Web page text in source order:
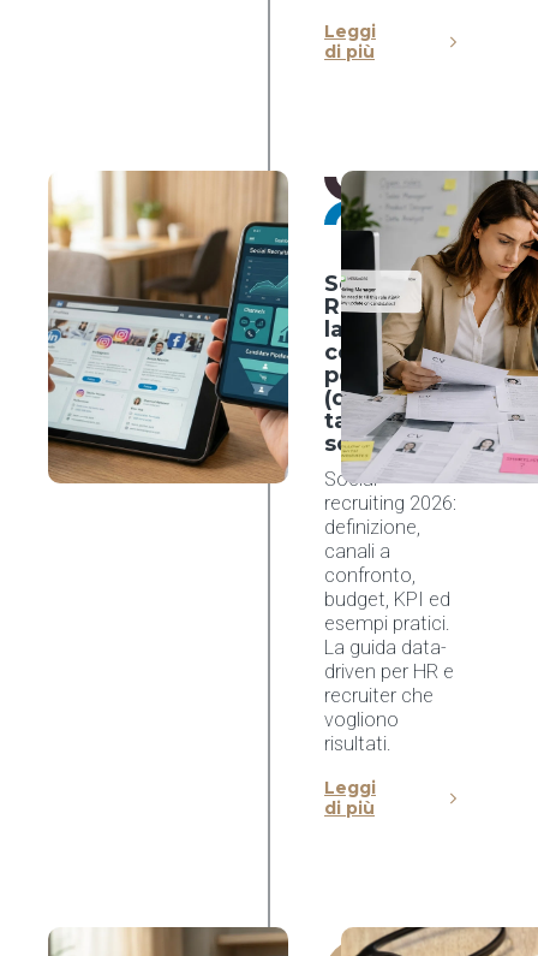
Leggi
di più
HR
Trends
20 luglio
2026
Social
Recruiting:
la guida
completa
per attrarre
(davvero) i
talenti sui
social
Social
recruiting 2026:
definizione,
canali a
confronto,
budget, KPI ed
esempi pratici.
La guida data-
driven per HR e
recruiter che
vogliono
risultati.
Leggi
di più
nCore HR